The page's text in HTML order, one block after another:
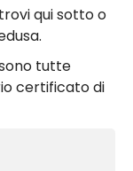
qui sotto o
tutte
certificato di